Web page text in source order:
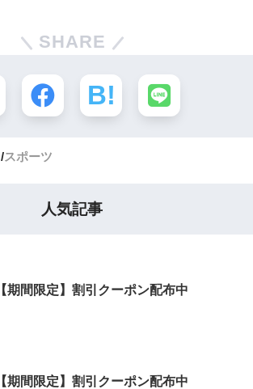
SHARE
スポーツ
人気記事
【期間限定】割引クーポン配布中
【期間限定】割引クーポン配布中